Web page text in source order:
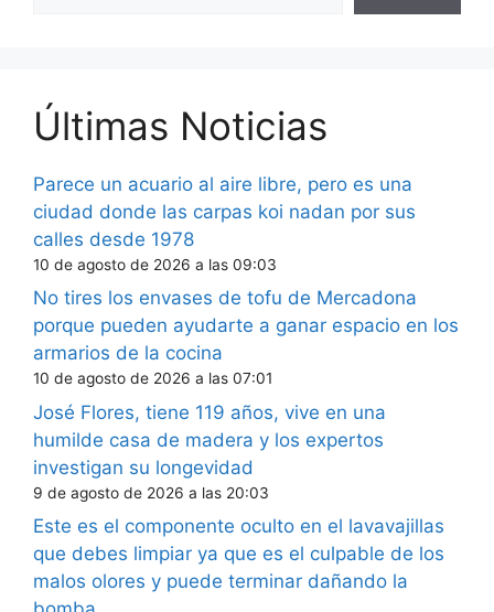
Últimas Noticias
Parece un acuario al aire libre, pero es una
ciudad donde las carpas koi nadan por sus
calles desde 1978
10 de agosto de 2026 a las 09:03
No tires los envases de tofu de Mercadona
porque pueden ayudarte a ganar espacio en los
armarios de la cocina
10 de agosto de 2026 a las 07:01
José Flores, tiene 119 años, vive en una
humilde casa de madera y los expertos
investigan su longevidad
9 de agosto de 2026 a las 20:03
Este es el componente oculto en el lavavajillas
que debes limpiar ya que es el culpable de los
malos olores y puede terminar dañando la